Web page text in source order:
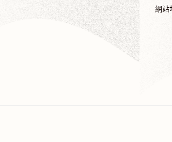
網站